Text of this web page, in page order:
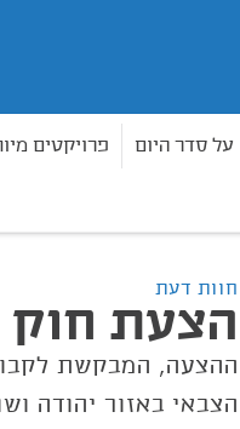
על סדר היום פרויקטים
חוות דעת
הצעת חוק
ההצעה, המבקשת
הצבאי באזור יהודה